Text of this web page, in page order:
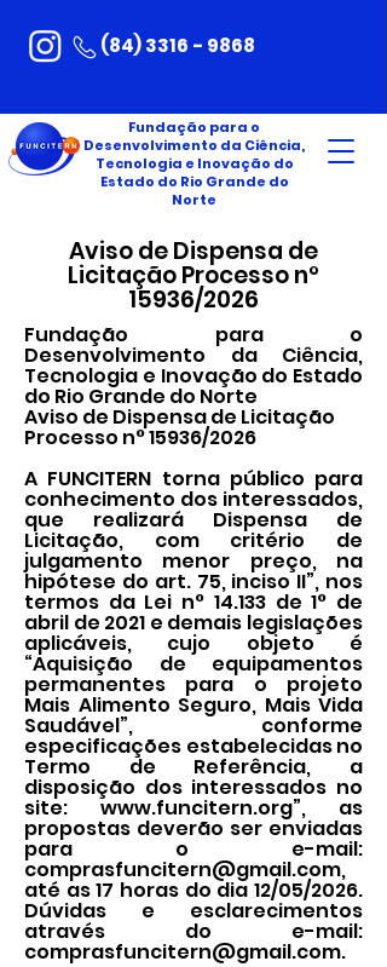
(84) 3316 - 9868
Fundação para o
Desenvolvimento da Ciência,
Tecnologia e Inovação do
Estado do Rio Grande do
Norte
Aviso de Dispensa de
Licitação Processo n°
15936/2026
Fundação para o
Desenvolvimento da Ciência,
Tecnologia e Inovação do Estado
do Rio Grande do Norte
Aviso de Dispensa de Licitação
Processo n° 15936/2026
A FUNCITERN torna público para
conhecimento dos interessados,
que realizará Dispensa de
Licitação, com critério de
julgamento menor preço, na
hipótese do art. 75, inciso II”, nos
termos da Lei n° 14.133 de 1° de
abril de 2021 e demais legislações
aplicáveis, cujo objeto é
“Aquisição de equipamentos
permanentes para o projeto
Mais Alimento Seguro, Mais Vida
Saudável”, conforme
especificações estabelecidas no
Termo de Referência, a
disposição dos interessados no
site:www.funcitern.org”, as
propostas deverão ser enviadas
para o e-mail:
comprasfuncitern@gmail.com,
até as 17 horas do dia 12/05/2026.
Dúvidas e esclarecimentos
através do e-mail:
comprasfuncitern@gmail.com.